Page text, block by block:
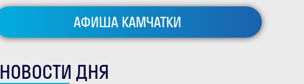
АФИША КАМЧАТКИ
НОВОСТИ ДНЯ